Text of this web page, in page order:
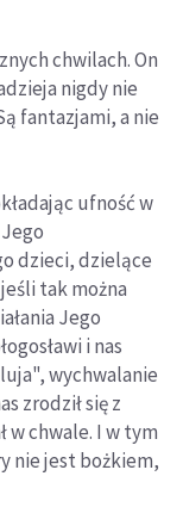
chwilach. On
nigdy nie
fantazjami, a nie
ufność w
dzieci, dzielące
tak można
Jego
i nas
wychwalanie
zrodził się z
w chwale. I w tym
nie jest bożkiem,